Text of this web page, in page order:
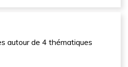
autour de 4 thématiques